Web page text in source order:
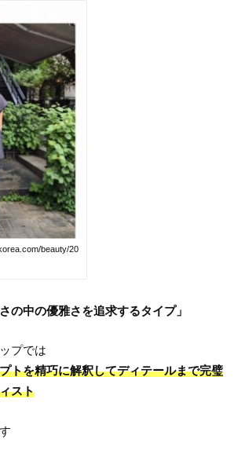
beauty/20
の中の優雅さを追求するタイプ」
プでは
トを精巧に解釈してディテールまで完璧
スト